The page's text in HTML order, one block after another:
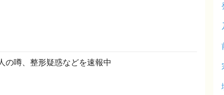
の噂、整形疑惑などを速報中